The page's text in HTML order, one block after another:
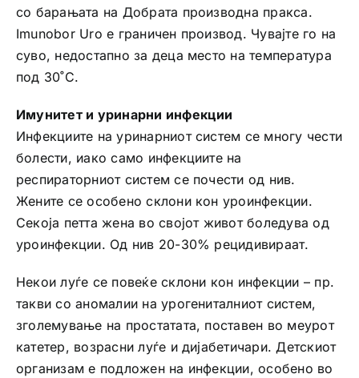
со барањата на Добрата производна пракса.
Imunobor Uro е граничен производ. Чувајте го на
суво, недостапно за деца место на температура
под 30˚С.
Имунитет и уринарни инфекции
Инфекциите на уринарниот систем се многу чести
болести, иако само инфекциите на
респираторниот систем се почести од нив.
Жените се особено склони кон уроинфекции.
Секоја петта жена во својот живот боледува од
уроинфекции. Од нив 20-30% рецидивираат.
Некои луѓе се повеќе склони кон инфекции – пр.
такви со аномалии на урогениталниот систем,
зголемување на простатата, поставен во меурот
катетер, возрасни луѓе и дијабетичари. Детскиот
организам е подложен на инфекции, особено во